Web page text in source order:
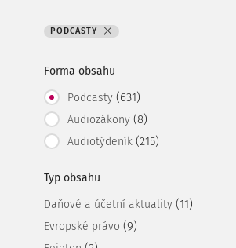
PODCASTY
Forma obsahu
Podcasty (631)
Audiozákony (8)
Audiotýdeník (215)
Typ obsahu
Daňové a účetní aktuality (11)
Evropské právo (9)